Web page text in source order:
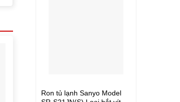
Ron tủ lạnh Sanyo Model